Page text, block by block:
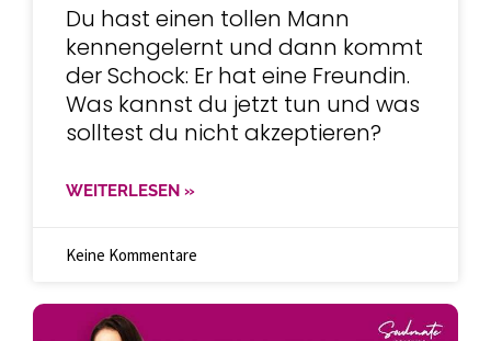
Du hast einen tollen Mann
kennengelernt und dann kommt
der Schock: Er hat eine Freundin.
Was kannst du jetzt tun und was
solltest du nicht akzeptieren?
WEITERLESEN »
Keine Kommentare